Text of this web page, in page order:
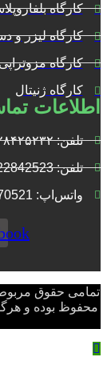
کارگاه
کارگاه لیزر و
کارگاه
کارگاه ژنیتال
اطلاعات
تلفن: ۰۲۱۲۸۴۲۵۲۳۲
تلفن: 09022842523
واتس‌‌اپ: 09385670521
تمامی حقوق مربوط